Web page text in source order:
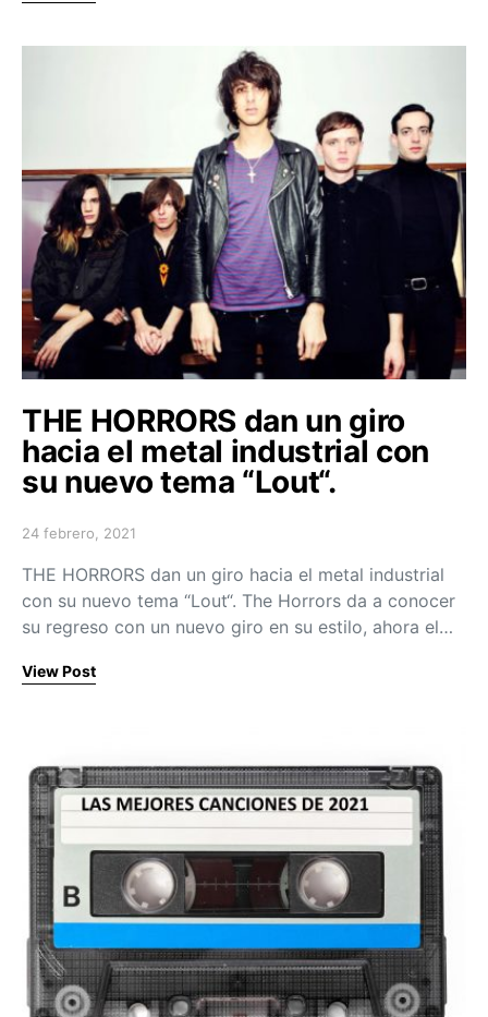
THE HORRORS dan un giro
hacia el metal industrial con
su nuevo tema “Lout“.
Posted on
24 febrero, 2021
THE HORRORS dan un giro hacia el metal industrial
con su nuevo tema “Lout“. The Horrors da a conocer
su regreso con un nuevo giro en su estilo, ahora el…
View Post